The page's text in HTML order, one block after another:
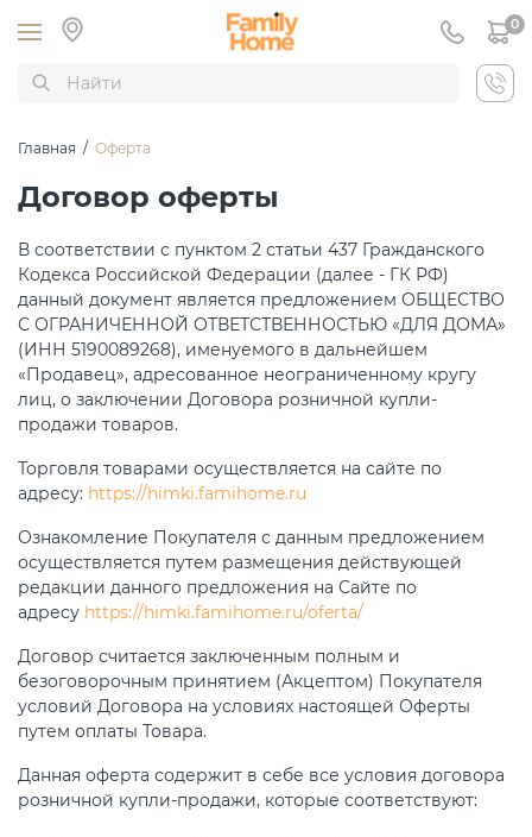
0
Главная / Оферта
Договор оферты
В соответствии с пунктом 2 статьи 437 Гражданского
Кодекса Российской Федерации (далее - ГК РФ)
данный документ является предложением ОБЩЕСТВО
С ОГРАНИЧЕННОЙ ОТВЕТСТВЕННОСТЬЮ «ДЛЯ ДОМА»
(ИНН 5190089268), именуемого в дальнейшем
«Продавец», адресованное неограниченному кругу
лиц, о заключении Договора розничной купли-
продажи товаров.
Торговля товарами осуществляется на сайте по
адресу: https://himki.famihome.ru
Ознакомление Покупателя с данным предложением
осуществляется путем размещения действующей
редакции данного предложения на Сайте по
адресу https://himki.famihome.ru/oferta/
Договор считается заключенным полным и
безоговорочным принятием (Акцептом) Покупателя
условий Договора на условиях настоящей Оферты
путем оплаты Товара.
Данная оферта содержит в себе все условия договора
розничной купли-продажи, которые соответствуют: